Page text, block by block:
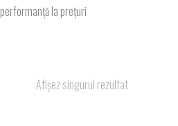
la prețuri
Afișez singurul rezultat